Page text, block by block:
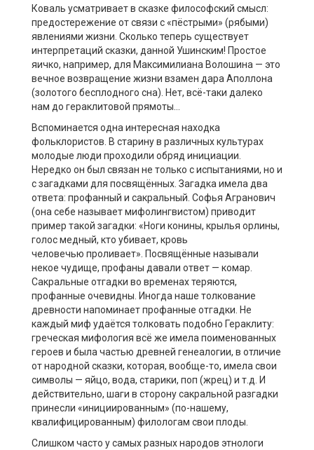
Коваль усматривает в сказке философский смысл:
предостережение от связи с «пёстрыми» (рябыми)
явлениями жизни. Сколько теперь существует
интерпретаций сказки, данной Ушинским! Простое
яичко, например, для Максимилиана Волошина — это
вечное возвращение жизни взамен дара Аполлона
(золотого бесплодного сна). Нет, всё-таки далеко
нам до гераклитовой прямоты…
Вспоминается одна интересная находка
фольклористов. В старину в различных культурах
молодые люди проходили обряд инициации.
Нередко он был связан не только с испытаниями, но и
с загадками для посвящённых. Загадка имела два
ответа: профанный и сакральный. Софья Агранович
(она себе называет мифолингвистом) приводит
пример такой загадки: «Ноги конины, крылья орлины,
голос медный, кто убивает, кровь
человечью проливает». Посвящённые называли
некое чудище, профаны давали ответ — комар.
Сакральные отгадки во временах теряются,
профанные очевидны. Иногда наше толкование
древности напоминает профанные отгадки. Не
каждый миф удаётся толковать подобно Гераклиту:
греческая мифология всё же имела поименованных
героев и была частью древней генеалогии, в отличие
от народной сказки, которая, вообще-то, имела свои
символы — яйцо, вода, старики, поп (жрец) и т.д. И
действительно, шаги в сторону сакральной разгадки
принесли «инициированным» (по-нашему,
квалифицированным) филологам свои плоды.
Слишком часто у самых разных народов этнологи